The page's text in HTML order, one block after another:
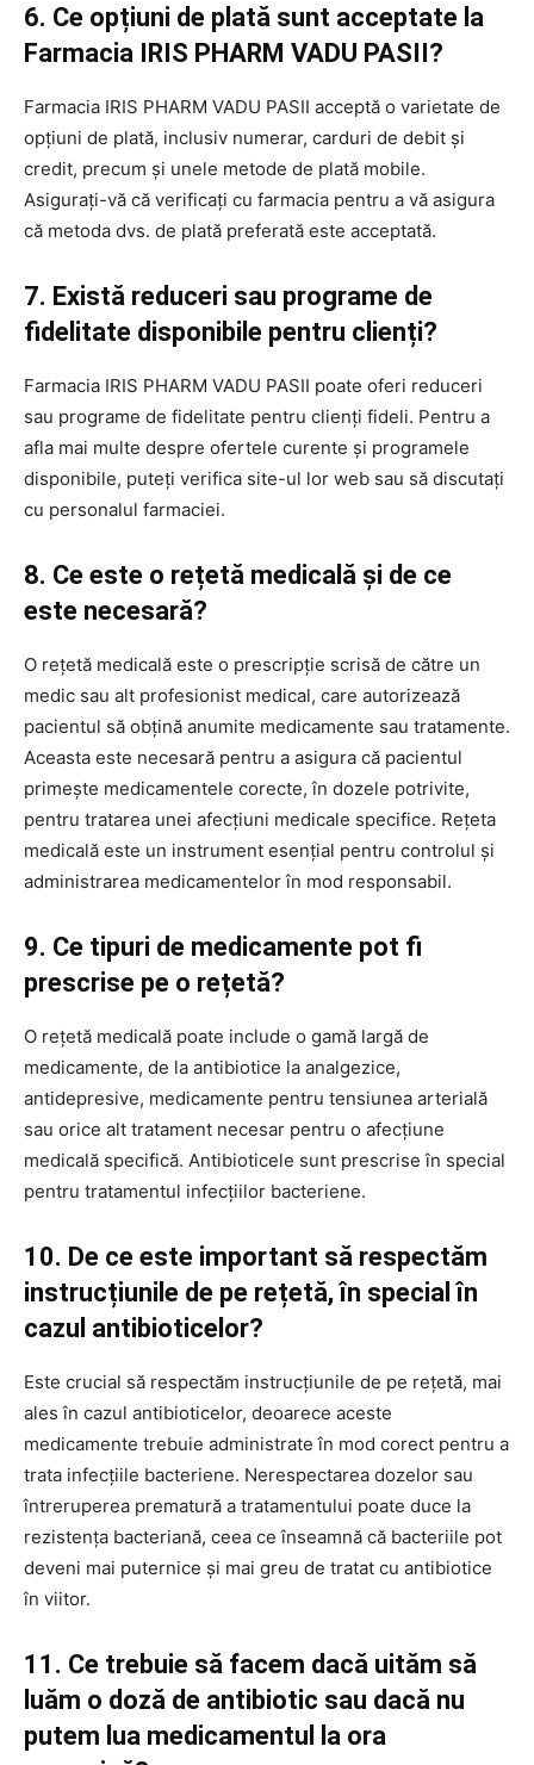
6. Ce opțiuni de plată sunt acceptate la
Farmacia IRIS PHARM VADU PASII?
Farmacia IRIS PHARM VADU PASII acceptă o varietate de
opțiuni de plată, inclusiv numerar, carduri de debit și
credit, precum și unele metode de plată mobile.
Asigurați-vă că verificați cu farmacia pentru a vă asigura
că metoda dvs. de plată preferată este acceptată.
7. Există reduceri sau programe de
fidelitate disponibile pentru clienți?
Farmacia IRIS PHARM VADU PASII poate oferi reduceri
sau programe de fidelitate pentru clienți fideli. Pentru a
afla mai multe despre ofertele curente și programele
disponibile, puteți verifica site-ul lor web sau să discutați
cu personalul farmaciei.
8. Ce este o rețetă medicală și de ce
este necesară?
O rețetă medicală este o prescripție scrisă de către un
medic sau alt profesionist medical, care autorizează
pacientul să obțină anumite medicamente sau tratamente.
Aceasta este necesară pentru a asigura că pacientul
primește medicamentele corecte, în dozele potrivite,
pentru tratarea unei afecțiuni medicale specifice. Rețeta
medicală este un instrument esențial pentru controlul și
administrarea medicamentelor în mod responsabil.
9. Ce tipuri de medicamente pot fi
prescrise pe o rețetă?
O rețetă medicală poate include o gamă largă de
medicamente, de la antibiotice la analgezice,
antidepresive, medicamente pentru tensiunea arterială
sau orice alt tratament necesar pentru o afecțiune
medicală specifică. Antibioticele sunt prescrise în special
pentru tratamentul infecțiilor bacteriene.
10. De ce este important să respectăm
instrucțiunile de pe rețetă, în special în
cazul antibioticelor?
Este crucial să respectăm instrucțiunile de pe rețetă, mai
ales în cazul antibioticelor, deoarece aceste
medicamente trebuie administrate în mod corect pentru a
trata infecțiile bacteriene. Nerespectarea dozelor sau
întreruperea prematură a tratamentului poate duce la
rezistența bacteriană, ceea ce înseamnă că bacteriile pot
deveni mai puternice și mai greu de tratat cu antibiotice
în viitor.
11. Ce trebuie să facem dacă uităm să
luăm o doză de antibiotic sau dacă nu
putem lua medicamentul la ora